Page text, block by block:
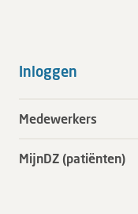
Inloggen
Medewerkers
MijnDZ (patiënten)